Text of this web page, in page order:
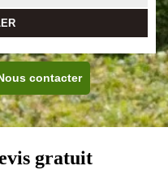
contacter
gratuit